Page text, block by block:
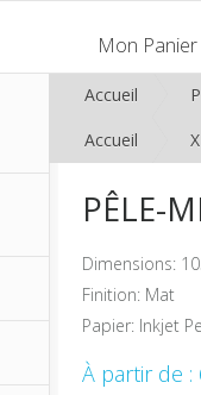
Mon Panier
Accueil
Accueil
PÊLE-
Dimensions:
Finition: Mat
Papier: Inkjet
À partir de :